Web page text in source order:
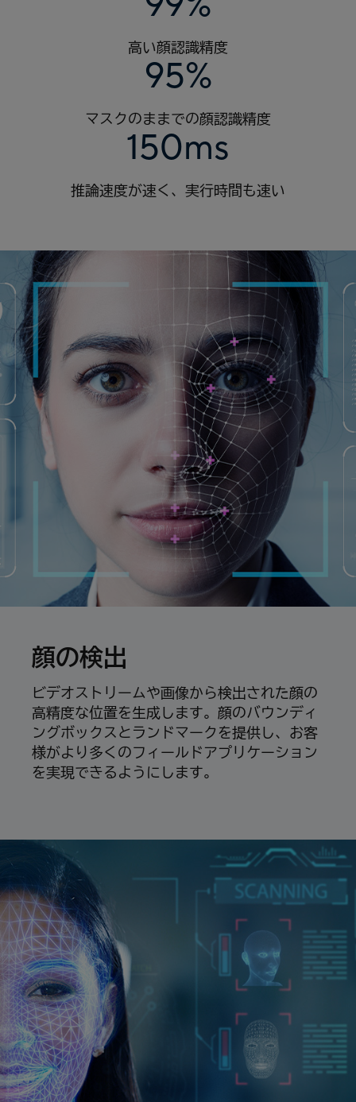
高い顔認識精度
95%
マスクのままでの顔認識精度
150ms
推論速度が速く、実行時間も速い
顔の検出
ビデオストリームや画像から検出された顔の
高精度な位置を生成します。顔のバウンディ
ングボックスとランドマークを提供し、お客
様がより多くのフィールドアプリケーション
を実現できるようにします。